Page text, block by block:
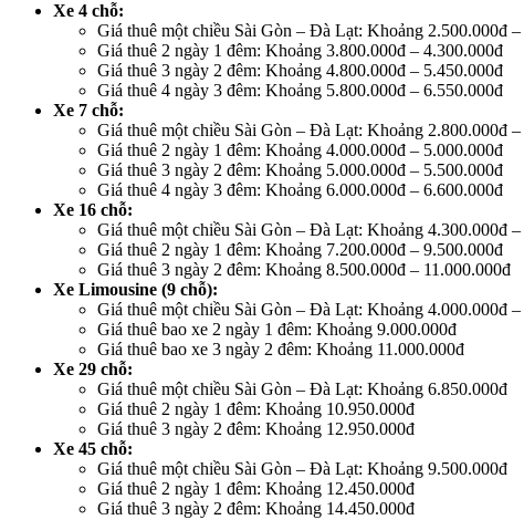
Xe 4 chỗ:
Giá thuê một chiều Sài Gòn – Đà Lạt: Khoảng 2.500.000đ
Giá thuê 2 ngày 1 đêm: Khoảng 3.800.000đ – 4.300.000đ
Giá thuê 3 ngày 2 đêm: Khoảng 4.800.000đ – 5.450.000đ
Giá thuê 4 ngày 3 đêm: Khoảng 5.800.000đ – 6.550.000đ
Xe 7 chỗ:
Giá thuê một chiều Sài Gòn – Đà Lạt: Khoảng 2.800.000đ
Giá thuê 2 ngày 1 đêm: Khoảng 4.000.000đ – 5.000.000đ
Giá thuê 3 ngày 2 đêm: Khoảng 5.000.000đ – 5.500.000đ
Giá thuê 4 ngày 3 đêm: Khoảng 6.000.000đ – 6.600.000đ
Xe 16 chỗ:
Giá thuê một chiều Sài Gòn – Đà Lạt: Khoảng 4.300.000đ
Giá thuê 2 ngày 1 đêm: Khoảng 7.200.000đ – 9.500.000đ
Giá thuê 3 ngày 2 đêm: Khoảng 8.500.000đ – 11.000.000đ
Xe Limousine (9 chỗ):
Giá thuê một chiều Sài Gòn – Đà Lạt: Khoảng 4.000.000đ
Giá thuê bao xe 2 ngày 1 đêm: Khoảng 9.000.000đ
Giá thuê bao xe 3 ngày 2 đêm: Khoảng 11.000.000đ
Xe 29 chỗ:
Giá thuê một chiều Sài Gòn – Đà Lạt: Khoảng 6.850.000đ
Giá thuê 2 ngày 1 đêm: Khoảng 10.950.000đ
Giá thuê 3 ngày 2 đêm: Khoảng 12.950.000đ
Xe 45 chỗ:
Giá thuê một chiều Sài Gòn – Đà Lạt: Khoảng 9.500.000đ
Giá thuê 2 ngày 1 đêm: Khoảng 12.450.000đ
Giá thuê 3 ngày 2 đêm: Khoảng 14.450.000đ